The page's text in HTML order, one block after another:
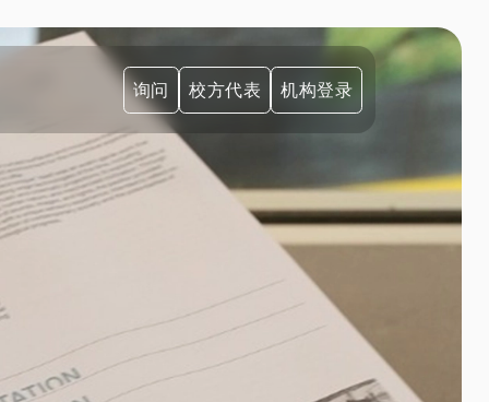
询问 校方代表 机构登录